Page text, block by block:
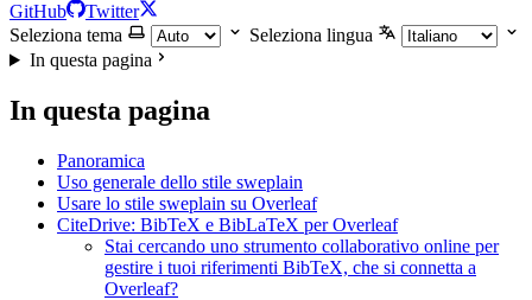
GitHub
Twitter
Seleziona tema
Seleziona lingua
In questa pagina
In questa pagina
Panoramica
Uso generale dello stile sweplain
Usare lo stile sweplain su Overleaf
CiteDrive: BibTeX e BibLaTeX per Overleaf
Stai cercando uno strumento collaborativo online per
gestire i tuoi riferimenti BibTeX, che si connetta a
Overleaf?